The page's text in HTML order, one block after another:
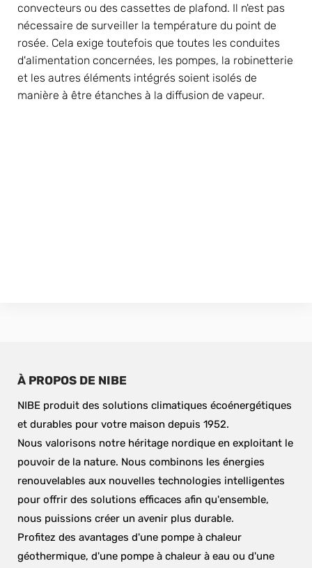
convecteurs ou des cassettes de plafond. Il n'est pas
nécessaire de surveiller la température du point de
rosée. Cela exige toutefois que toutes les conduites
d'alimentation concernées, les pompes, la robinetterie
et les autres éléments intégrés soient isolés de
manière à être étanches à la diffusion de vapeur.
À PROPOS DE NIBE
NIBE produit des solutions climatiques écoénergétiques
et durables pour votre maison depuis 1952.
Nous valorisons notre héritage nordique en exploitant le
pouvoir de la nature. Nous combinons les énergies
renouvelables aux nouvelles technologies intelligentes
pour offrir des solutions efficaces afin qu'ensemble,
nous puissions créer un avenir plus durable.
Profitez des avantages d'une pompe à chaleur
géothermique, d'une pompe à chaleur à eau ou d'une